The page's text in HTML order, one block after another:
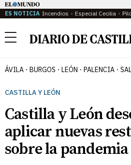
ES NOTICIA Incendios Especial Cecilia
Menú
ÁVILA BURGOS LEÓN PALENCIA
CASTILLA Y LEÓN
Castilla y León
aplicar nuevas
sobre la pandemia